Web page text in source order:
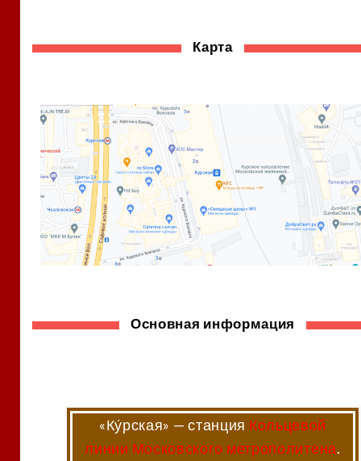
Карта
Основная информация
«Ку́рская» — станция Кольцевой
линии Московского метрополитена.